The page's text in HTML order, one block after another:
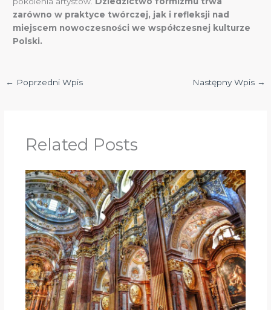
zarówno w praktyce twórczej, jak i refleksji nad
miejscem nowoczesności we współczesnej kulturze
Polski.
← Poprzedni Wpis Następny Wpis →
Related Posts